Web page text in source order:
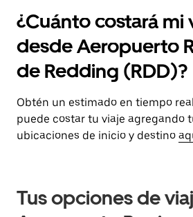
¿Cuánto costará mi
desde Aeropuerto
de Redding (RDD)?
Obtén un estimado en tiempo
puede costar tu viaje agregando
ubicaciones de inicio y destino
Tus opciones de